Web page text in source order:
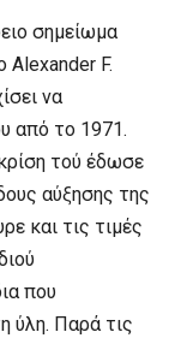
σημείωμα
Alexander F.
να
από το 1971.
τού έδωσε
αύξησης της
και τις τιμές
που
ύλη. Παρά τις